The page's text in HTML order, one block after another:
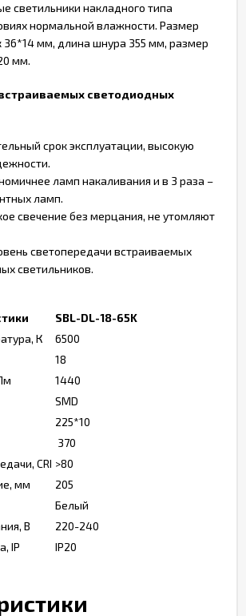
светильники накладного типа
нормальной влажности. Размер
мм, длина шнура 355 мм, размер
мм.
светодиодных
срок эксплуатации, высокую
ламп накаливания и в 3 раза –
ламп.
свечение без мерцания, не утомляют
светопередачи встраиваемых
светильников.
SBL-DL-18-65K
К
6500
18
1440
SMD
225*10
370
CRI >80
мм
205
Белый
В
220-240
IP
IP20